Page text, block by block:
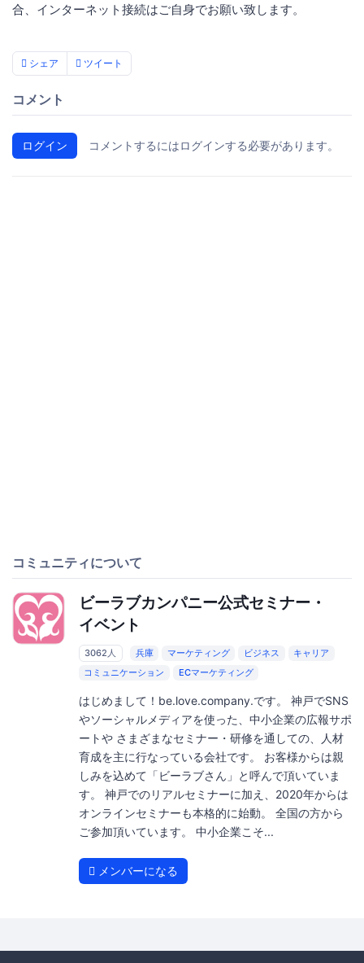
合、インターネット接続はご自身でお願い致します。
シェア ツイート
コメント
ログイン コメントするにはログインする必要があります。
コミュニティについて
ビーラブカンパニー公式セミナー・
イベント
3062人 兵庫 マーケティング ビジネス
キャリア
コミュニケーション
ECマーケティング
はじめまして！be.love.company.です。 神戸でSNS
やソーシャルメディアを使った、中小企業の広報サポ
ートや さまざまなセミナー・研修を通しての、人材
育成を主に行なっている会社です。 お客様からは親
しみを込めて「ビーラブさん」と呼んで頂いていま
す。 神戸でのリアルセミナーに加え、2020年からは
オンラインセミナーも本格的に始動。 全国の方から
ご参加頂いています。 中小企業こそ...
メンバーになる